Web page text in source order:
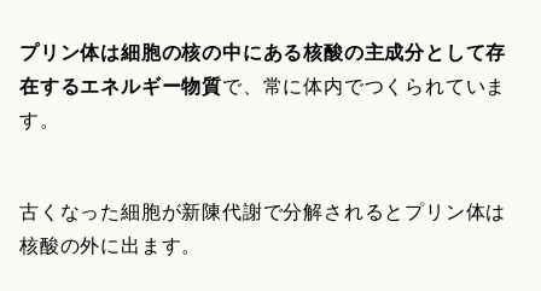
プリン体は細胞の核の中にある核酸の主成分として存
在するエネルギー物質で、常に体内でつくられていま
す。
古くなった細胞が新陳代謝で分解されるとプリン体は
核酸の外に出ます。